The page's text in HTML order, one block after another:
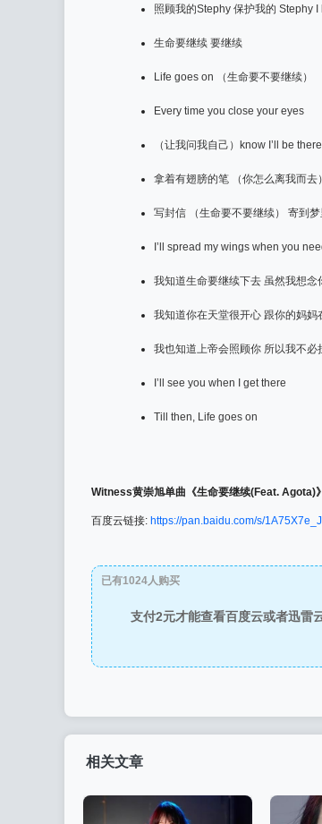
照顾我的Stephy 保护我的 Stephy I
生命要继续 要继续
Life goes on （生命要不要继续）
Every time you close your eyes
（让我问我自己）know I’ll be
拿着有翅膀的笔 （你怎么离我而去）
写封信 （生命要不要继续） 寄到梦
I’ll spread my wings when you
我知道生命要继续下去 虽然我想念
我知道你在天堂很开心 跟你的妈妈
我也知道上帝会照顾你 所以我不必
I’ll see you when I get there
Till then, Life goes on
Witness黄崇旭单曲《生命要继续(Feat. Agota)
百度云链接: https://pan.baidu.com/s/
已有1024人购买
支付2元才能查看百度云或者迅雷
相关文章